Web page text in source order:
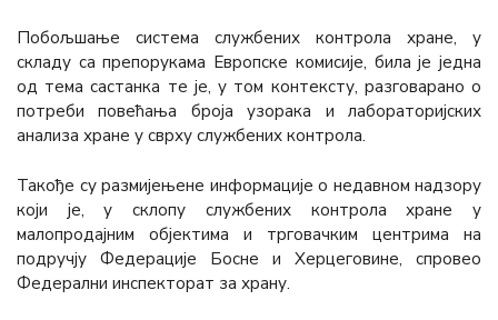
Побољшање система службених контрола хране, у
складу са препорукама Европске комисије, била је једна
од тема састанка те је, у том контексту, разговарано о
потреби повећања броја узорака и лабораторијских
анализа хране у сврху службених контрола.
Такође су размијењене информације о недавном надзору
који је, у склопу службених контрола хране у
малопродајним објектима и трговачким центрима на
подручју Федерације Босне и Херцеговине, спровео
Федерални инспекторат за храну.